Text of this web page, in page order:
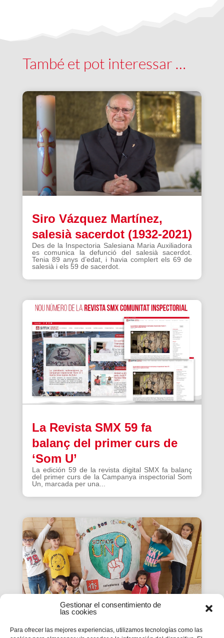
Gestionar el consentimiento de
las cookies
Para ofrecer las mejores experiencias, utilizamos tecnologías como las
També et pot interessar …
Siro Vázquez Martínez,
salesià sacerdot (1932-2021)
Des de la Inspectoria Salesiana Maria Auxiliadora
es comunica la defunció del salesià sacerdot.
Tenia 89 anys d’edat, i havia complert els 69 de
salesià i els 59 de sacerdot.
La Revista SMX 59 fa
balanç del primer curs de
‘Som U’
La edición 59 de la revista digital SMX fa balanç
del primer curs de la Campanya inspectorial Som
Un, marcada per una...